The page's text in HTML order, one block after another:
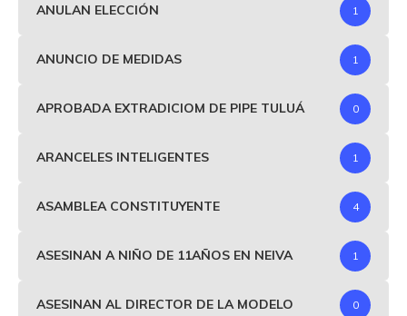
ANULAN ELECCIÓN 1
ANUNCIO DE MEDIDAS 1
APROBADA EXTRADICIOM DE PIPE TULUÁ 0
ARANCELES INTELIGENTES 1
ASAMBLEA CONSTITUYENTE 4
ASESINAN A NIÑO DE 11AÑOS EN NEIVA 1
ASESINAN AL DIRECTOR DE LA MODELO 0